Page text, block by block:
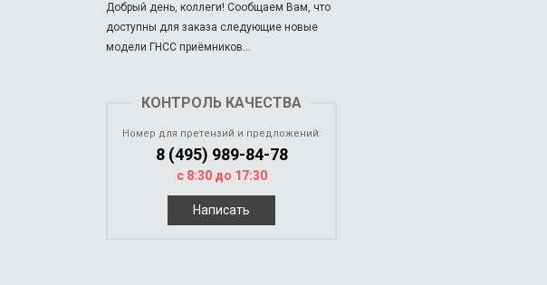
Добрый день, коллеги! Сообщаем Вам, что
доступны для заказа следующие новые
модели ГНСС приёмников...
КОНТРОЛЬ КАЧЕСТВА
Номер для претензий и предложений:
8 (495) 989-84-78
с 8:30 до 17:30
Написать